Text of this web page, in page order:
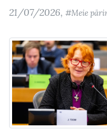
21/07/2026, #Meie